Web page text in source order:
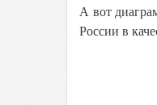
А вот
России в